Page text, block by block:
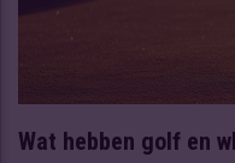
Wat hebben golf en